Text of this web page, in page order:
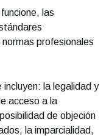
las
profesionales
la legalidad y
acceso a la
de objeción
la imparcialidad,